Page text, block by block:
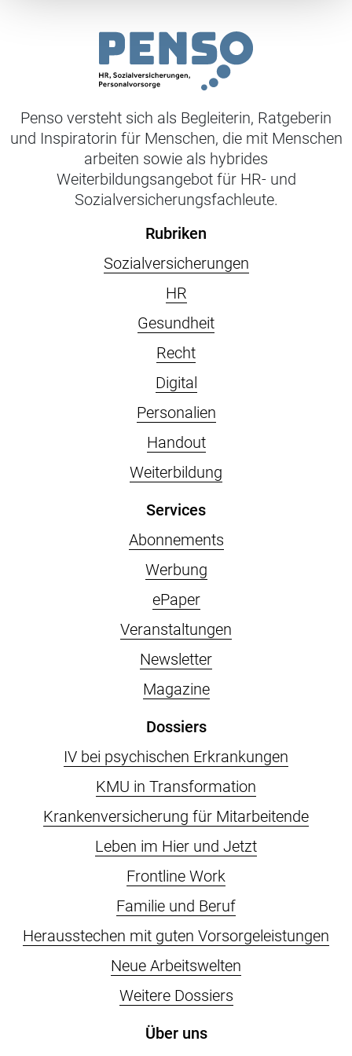
Penso versteht sich als Begleiterin, Ratgeberin
und Inspiratorin für Menschen, die mit Menschen
arbeiten sowie als hybrides
Weiterbildungsangebot für HR- und
Sozialversicherungsfachleute.
Rubriken
Sozialversicherungen
HR
Gesundheit
Recht
Digital
Personalien
Handout
Weiterbildung
Services
Abonnements
Werbung
ePaper
Veranstaltungen
Newsletter
Magazine
Dossiers
IV bei psychischen Erkrankungen
KMU in Transformation
Krankenversicherung für Mitarbeitende
Leben im Hier und Jetzt
Frontline Work
Familie und Beruf
Herausstechen mit guten Vorsorgeleistungen
Neue Arbeitswelten
Weitere Dossiers
Über uns